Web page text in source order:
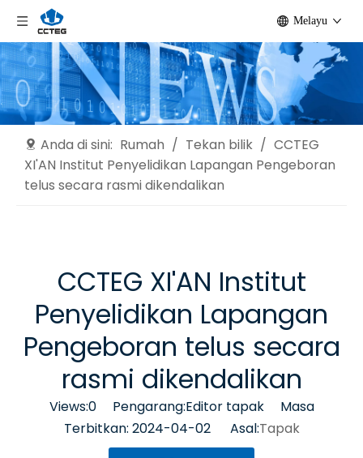
Melayu
Anda di sini: Rumah / Tekan bilik / CCTEG
XI'AN Institut Penyelidikan Lapangan Pengeboran
telus secara rasmi dikendalikan
CCTEG XI'AN Institut
Penyelidikan Lapangan
Pengeboran telus secara
rasmi dikendalikan
Views:0Pengarang:Editor tapak Masa
Terbitkan: 2024-04-02 Asal:Tapak